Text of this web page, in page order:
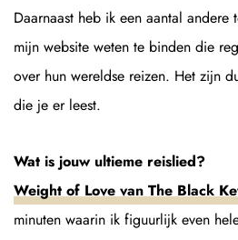
Daarnaast heb ik een aantal
mijn website weten te binden die
over hun wereldse reizen. Het zijn
die je er leest.
Wat is jouw ultieme reislied?
Weight of Love van The Black
minuten waarin ik figuurlijk even